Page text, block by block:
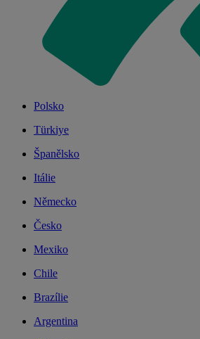
Polsko
Türkiye
Španělsko
Itálie
Německo
Česko
Mexiko
Chile
Brazílie
Argentina